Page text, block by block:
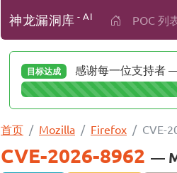
神龙漏洞库 - AI POC 列
目标达成 感谢每一位支持者
首页 Mozilla Firefox CVE-
CVE-2026-8962 —